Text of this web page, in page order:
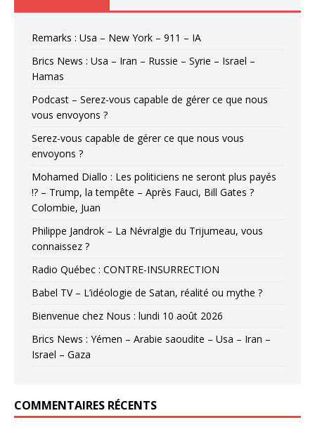
Remarks : Usa – New York – 911 – IA
Brics News : Usa – Iran – Russie – Syrie – Israel –
Hamas
Podcast – Serez-vous capable de gérer ce que nous
vous envoyons ?
Serez-vous capable de gérer ce que nous vous
envoyons ?
Mohamed Diallo : Les politiciens ne seront plus payés
!? – Trump, la tempête – Après Fauci, Bill Gates ?
Colombie, Juan
Philippe Jandrok – La Névralgie du Trijumeau, vous
connaissez ?
Radio Québec : CONTRE-INSURRECTION
Babel TV – L’idéologie de Satan, réalité ou mythe ?
Bienvenue chez Nous : lundi 10 août 2026
Brics News : Yémen – Arabie saoudite – Usa – Iran –
Israel – Gaza
COMMENTAIRES RÉCENTS